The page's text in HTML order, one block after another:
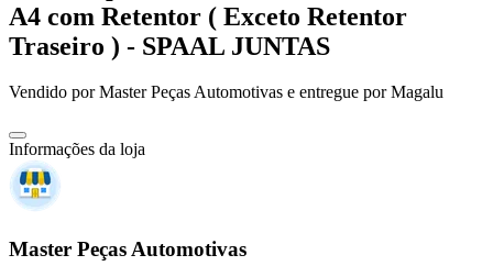
A4 com Retentor ( Exceto Retentor
Traseiro ) - SPAAL JUNTAS
Vendido porMaster Peças Automotivas e entregue por Magalu
Informações da loja
Master Peças Automotivas